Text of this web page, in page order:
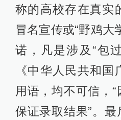
称的高校存在真实
冒名宣传或“野鸡大
诺，凡是涉及“包
《中华人民共和
用语，均不可信，
保证录取结果”。